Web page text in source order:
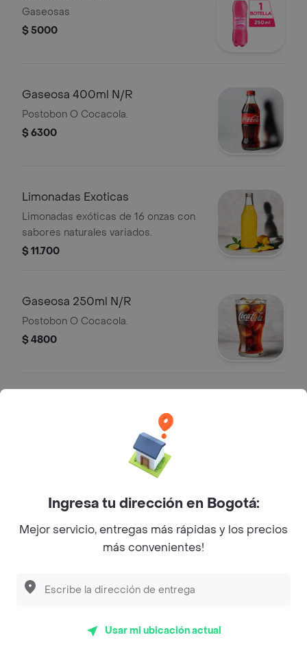
Gaseosas
$ 5000
Gaseosa 400ml N/R
Postobon O Cocacola.
$ 6300
Limonadas Exoticas
Limonadas exóticas de 16 onzas con
sabores naturales variados.
$ 11.700
Gaseosa 250ml N/R
Postobon O Cocacola.
$ 4800
Postobón Manzana 400 ml
Gaseosas
Ingresa tu dirección en Bogotá:
Mejor servicio, entregas más rápidas y los precios
más convenientes!
Usar mi ubicación actual